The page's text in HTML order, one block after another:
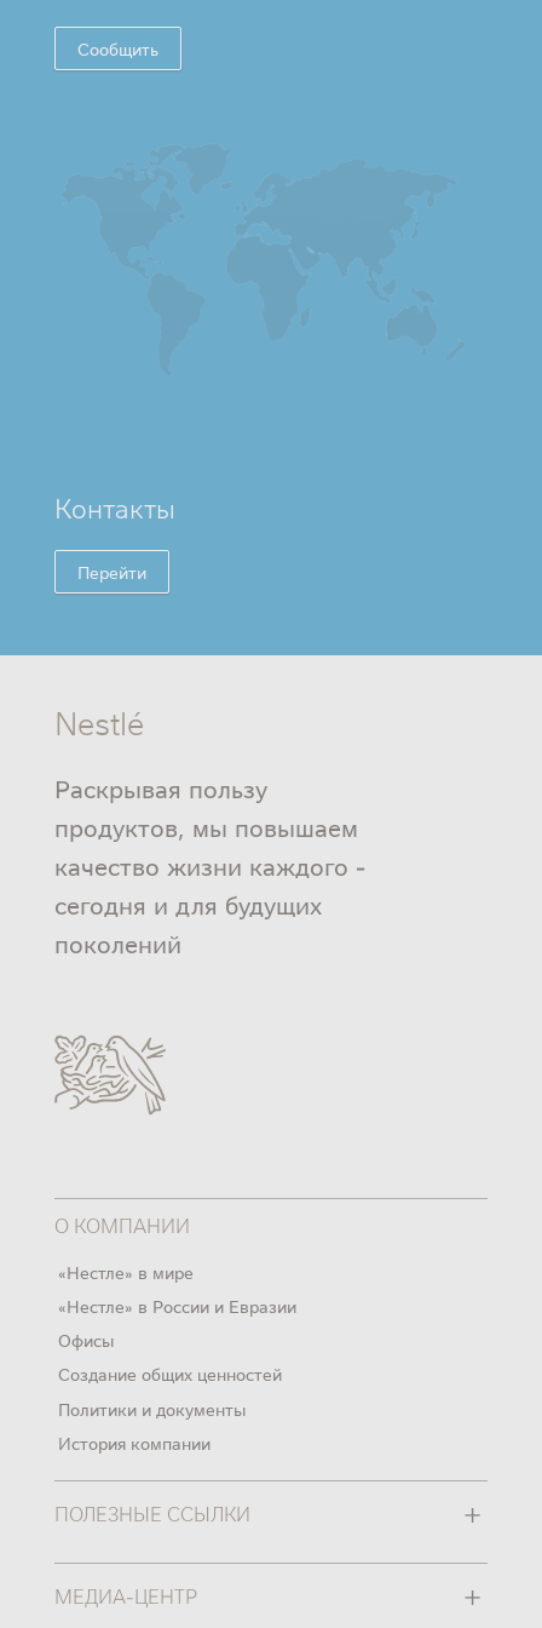
Сообщить
Контакты
Перейти
Nestlé
Раскрывая пользу
продуктов, мы повышаем
качество жизни каждого -
сегодня и для будущих
поколений
О КОМПАНИИ
«Нестле» в мире
«Нестле» в России и Евразии
Офисы
Создание общих ценностей
Политики и документы
История компании
ПОЛЕЗНЫЕ ССЫЛКИ +
МЕДИА-ЦЕНТР +